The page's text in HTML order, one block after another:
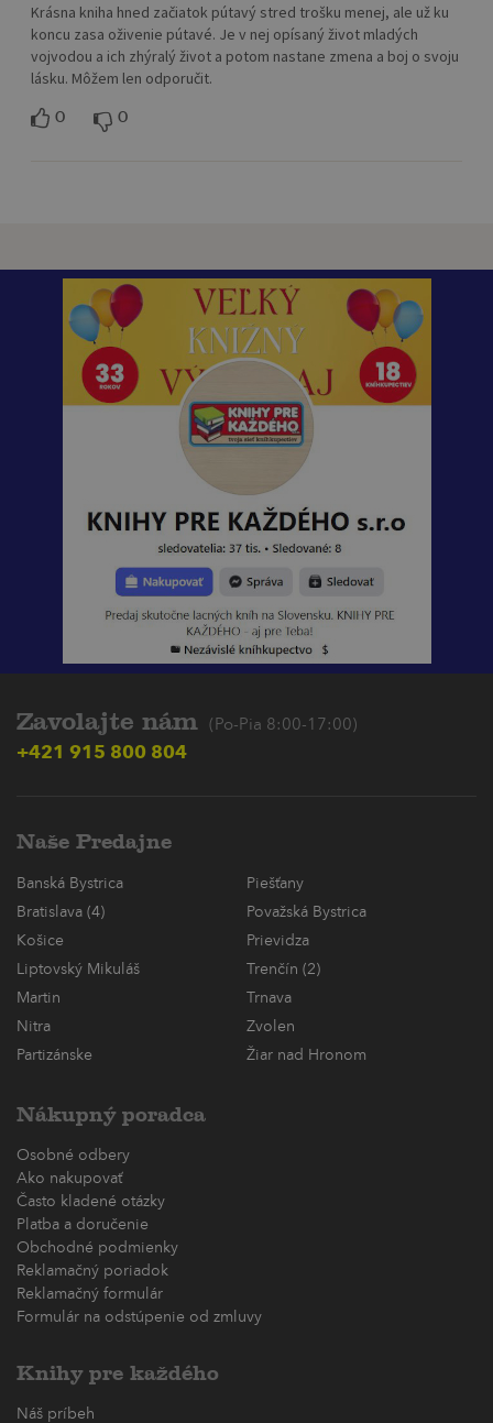
Krásna kniha hned začiatok pútavý stred trošku menej, ale už ku
koncu zasa oživenie pútavé. Je v nej opísaný život mladých
vojvodou a ich zhýralý život a potom nastane zmena a boj o svoju
lásku. Môžem len odporučit.
0 0
Zavolajte nám (Po-Pia 8:00-17:00)
+421 915 800 804
Naše Predajne
Banská Bystrica
Piešťany
Bratislava (4)
Považská Bystrica
Košice
Prievidza
Liptovský Mikuláš
Trenčín (2)
Martin
Trnava
Nitra
Zvolen
Partizánske
Žiar nad Hronom
Nákupný poradca
Osobné odbery
Ako nakupovať
Často kladené otázky
Platba a doručenie
Obchodné podmienky
Reklamačný poriadok
Reklamačný formulár
Formulár na odstúpenie od zmluvy
Knihy pre každého
Náš príbeh